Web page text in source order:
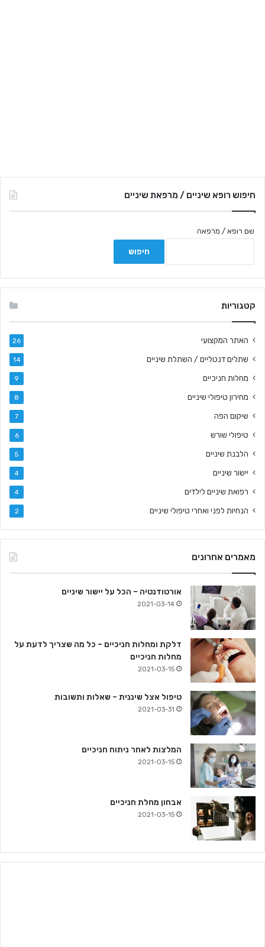
חיפוש רופא שיניים / מרפאת שיניים
שם רופא / מרפאה
קטגוריות
האתר המקצועי 26
שתלים דנטליים / השתלת שיניים 14
מחלות חניכיים 9
מחירון טיפולי שיניים 8
שיקום הפה 7
טיפולי שורש 6
הלבנת שיניים 5
יישור שיניים 4
רפואת שיניים לילדים 4
הנחיות לפני ואחרי טיפולי שיניים 2
מאמרים אחרונים
אורטודנטיה – הכל על יישור שיניים
2021-03-14
דלקת ומחלות חניכיים – כל מה שצריך לדעת על
מחלות חניכיים
2021-03-15
טיפול אצל שיננית – שאלות ותשובות
2021-03-31
המלצות לאחר ניתוח חניכיים
2021-03-15
אבחון מחלת חניכיים
2021-03-15